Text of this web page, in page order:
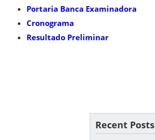
Portaria Banca Examinadora
Cronograma
Resultado Preliminar
Recent Posts